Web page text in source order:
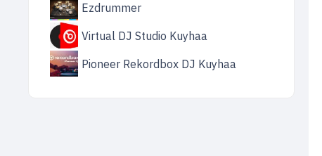
Ezdrummer
Virtual DJ Studio Kuyhaa
Pioneer Rekordbox DJ Kuyhaa